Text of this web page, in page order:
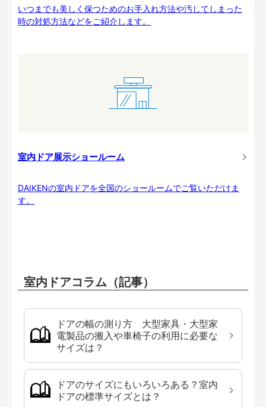
いつまでも美しく保つためのお手入れ方法や汚してしまった
時の対処方法などをご紹介します。
室内ドア展示ショールーム
DAIKENの室内ドアを全国のショールームでご覧いただけま
す。
室内ドアコラム（記事）
ドアの幅の測り方 大型家具・大型家
電製品の搬入や車椅子の利用に必要な
サイズは？
ドアのサイズにもいろいろある？室内
ドアの標準サイズとは？